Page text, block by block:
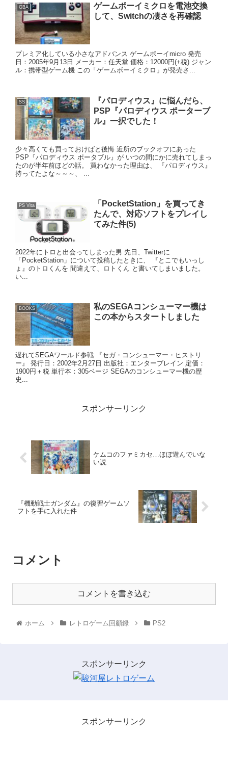
GBA
ゲームボーイミクロを電池交換
して、Switchの凄さを再確認
プレミア化している小さなアドバンス ゲームボーイmicro 発売
日：2005年9月13日 メーカー：任天堂 価格：12000円(+税) ジャン
ル：携帯型ゲーム機 この「ゲームボーイミクロ」が発売さ...
SS
『パロディウス』に悩んだら、
PSP『パロディウス ポーターブ
ル』一択でした！
少々高くても買っておけばと後悔 近所のブックオフにあった
PSP『パロディウス ポータブル』が いつの間にかに売れてしまっ
たのが半年前ほどの話。 買わなかった理由は、 『パロディウス』
持ってたよな～～～、 ...
PS Vita
「PocketStation」を買ってき
たんで、対応ソフトをプレイし
てみた件(5)
2022年にトロと出会ってしまった男 先日、Twitterに
「PocketStation」について投稿したときに、 『とこでもいっし
ょ』のトロくんを 間違えて、ロトくん と書いてしまいました。
い...
BOOKS
私のSEGAコンシューマー機は
この本からスタートしました
遅れてSEGAワールド参戦 『セガ・コンシューマー・ヒストリ
ー』 発行日：2002年2月27日 出版社：エンターブレイン 定価：
1900円＋税 単行本：305ベージ SEGAのコンシューマー機の歴
史...
スポンサーリンク
ケムコのファミカセ…ほぼ遊んでいな
い説
『機動戦士ガンダム』の復習ゲームソ
フトを手に入れた件
コメント
コメントを書き込む
ホーム レトロゲーム回顧録 PS2
スポンサーリンク
スポンサーリンク